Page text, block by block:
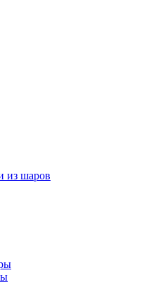
из шаров